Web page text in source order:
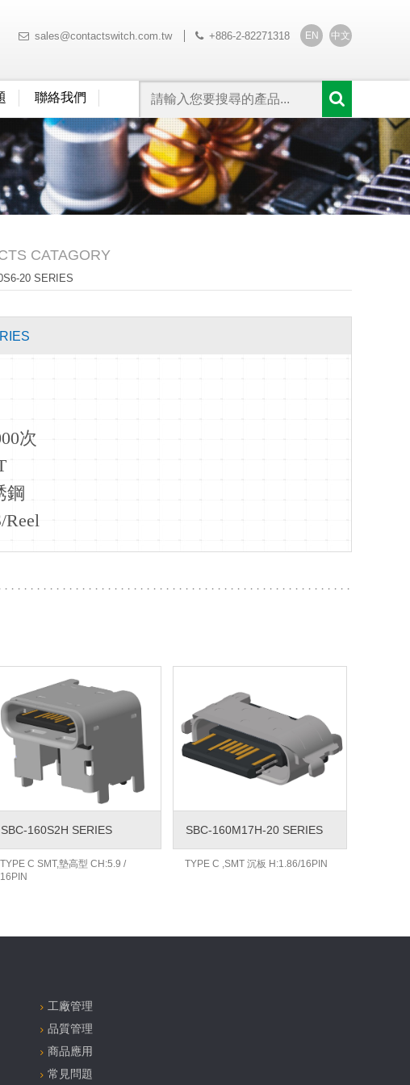
sales@contactswitch.com.tw +886-2-82271318 EN 中文
聯絡我們
CATAGORY
20 SERIES
次
鋼
Reel
SBC-160S2H SERIES
TYPE C SMT,墊高型 CH:5.9 /
16PIN
SBC-160M17H-20 SERIES
TYPE C ,SMT 沉板 H:1.86/16PIN
工廠管理
品質管理
商品應用
常見問題